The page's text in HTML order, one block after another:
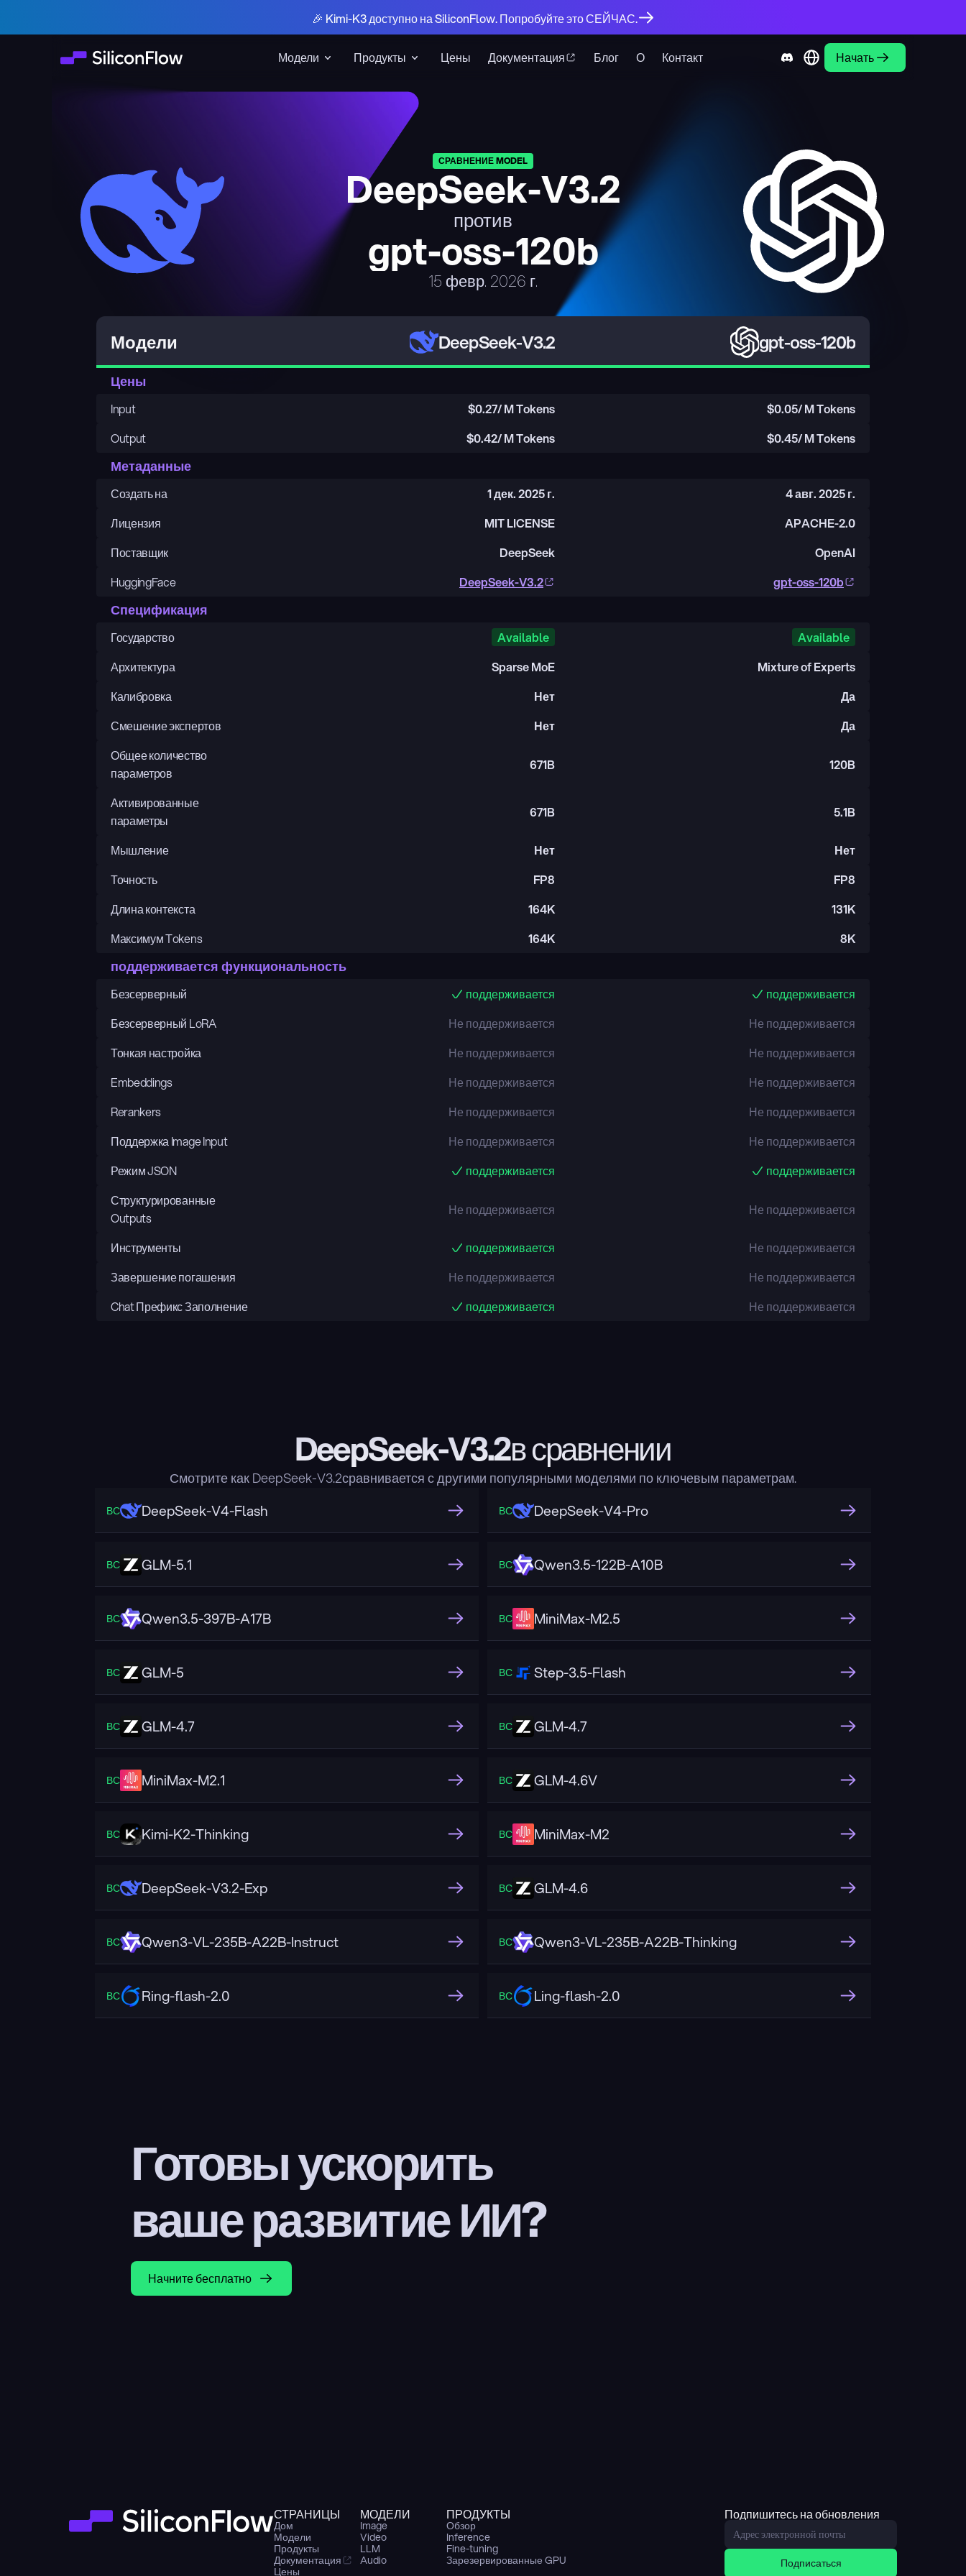
Модели Продукты Цены Документация Блог О Контакт Начать
🎉 Kimi-K3 доступно на SiliconFlow. Попробуйте это СЕЙЧАС.
СРАВНЕНИЕ MODEL
DeepSeek-V3.2
против
gpt-oss-120b
15 февр. 2026 г.
Модели DeepSeek-V3.2 gpt-oss-120b
Цены
Input $0.27/ M Tokens $0.05/ M Tokens
Output
$0.42/ M Tokens $0.45/ M Tokens
Метаданные
Создать на 1 дек. 2025 г.
4 авг. 2025 г.
Лицензия
MIT LICENSE
APACHE-2.0
Поставщик
DeepSeek
OpenAI
HuggingFace
DeepSeek-V3.2 gpt-oss-120b
Спецификация
Государство Available
Available
Архитектура
Sparse MoE
Mixture of Experts
Калибровка
Нет
Да
Смешение экспертов
Нет
Да
Общее количество
параметров
671B 120B
Активированные
параметры
671B 5.1B
Мышление Нет
Нет
Точность
FP8
FP8
Длина контекста
164K
131K
Максимум Tokens
164K 8K
поддерживается функциональность
Безсерверный поддерживается
поддерживается
Безсерверный LoRA
Не поддерживается
Не поддерживается
Тонкая настройка
Не поддерживается
Не поддерживается
Embeddings
Не поддерживается
Не поддерживается
Rerankers
Не поддерживается
Не поддерживается
Поддержка Image Input
Не поддерживается
Не поддерживается
Режим JSON
поддерживается
поддерживается
Структурированные
Outputs
Не поддерживается Не поддерживается
Инструменты поддерживается
Не поддерживается
Завершение погашения
Не поддерживается
Не поддерживается
Chat Префикс Заполнение
поддерживается Не поддерживается
DeepSeek-V3.2в сравнении
Смотрите как DeepSeek-V3.2сравнивается с другими популярными моделями по ключевым параметрам.
ВС DeepSeek-V4-Flash ВС DeepSeek-V4-Pro
ВС GLM-5.1 ВС Qwen3.5-122B-A10B
ВС Qwen3.5-397B-A17B ВС MiniMax-M2.5
ВС GLM-5 ВС Step-3.5-Flash
ВС GLM-4.7 ВС GLM-4.7
ВС MiniMax-M2.1 ВС GLM-4.6V
ВС Kimi-K2-Thinking ВС MiniMax-M2
ВС DeepSeek-V3.2-Exp ВС GLM-4.6
ВС Qwen3-VL-235B-A22B-Instruct ВС Qwen3-VL-235B-A22B-Thinking
ВС Ring-flash-2.0 ВС Ling-flash-2.0
Готовы ускорить
ваше развитие ИИ?
Начните бесплатно
СТРАНИЦЫ
Дом
Модели
Продукты
Документация
Цены
МОДЕЛИ
Image
Video
LLM
Audio
ПРОДУКТЫ
Обзор
Inference
Fine-tuning
Зарезервированные GPU
Подпишитесь на обновления
Подписаться